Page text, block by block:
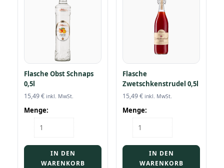
Flasche Obst Schnaps
0,5l
15,49€ inkl. MwSt.
Menge:
Flasche
Obst
Menge
IN DEN
WARENKORB
Flasche
Zwetschkenstrudel 0,5l
15,49€ inkl. MwSt.
Menge:
Flasche
Zwetschkenstrudel
MengeIN DEN
WARENKORB